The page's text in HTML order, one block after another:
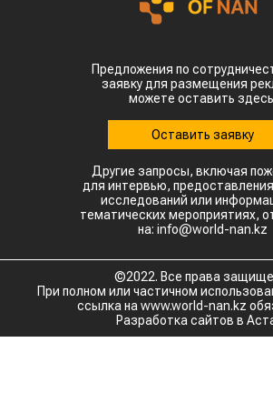
Предложения по
заявку для размещения
можете оставить
Оставить заявку
Другие запросы, включая
для интервью,
исследований или
тематических мероприятиях,
на: info@world-nan.kz
©2022. Все права
При полном или частичном
ссылка на www.world-nan.kz
Разработка сайтов в